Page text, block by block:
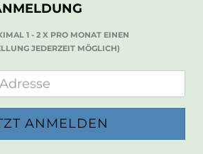
1 - 2 X PRO MONAT EINEN
JEDERZEIT MÖGLICH)